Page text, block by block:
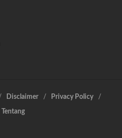
Disclaimer Privacy Policy
Tentang